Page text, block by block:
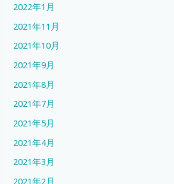
2022年1月
2021年11月
2021年10月
2021年9月
2021年8月
2021年7月
2021年5月
2021年4月
2021年3月
2021年2月